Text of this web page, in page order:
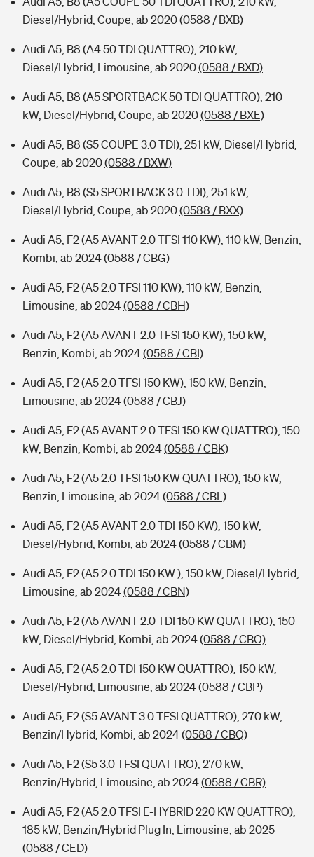
Diesel/Hybrid, Coupe, ab 2020(0588 / BXB)
Audi A5, B8 (A4 50 TDI QUATTRO), 210 kW,
Diesel/Hybrid, Limousine, ab 2020(0588 / BXD)
Audi A5, B8 (A5 SPORTBACK 50 TDI QUATTRO), 210
kW, Diesel/Hybrid, Coupe, ab 2020(0588 / BXE)
Audi A5, B8 (S5 COUPE 3.0 TDI), 251 kW, Diesel/Hybrid,
Coupe, ab 2020(0588 / BXW)
Audi A5, B8 (S5 SPORTBACK 3.0 TDI), 251 kW,
Diesel/Hybrid, Coupe, ab 2020(0588 / BXX)
Audi A5, F2 (A5 AVANT 2.0 TFSI 110 KW), 110 kW, Benzin,
Kombi, ab 2024(0588 / CBG)
Audi A5, F2 (A5 2.0 TFSI 110 KW), 110 kW, Benzin,
Limousine, ab 2024(0588 / CBH)
Audi A5, F2 (A5 AVANT 2.0 TFSI 150 KW), 150 kW,
Benzin, Kombi, ab 2024(0588 / CBI)
Audi A5, F2 (A5 2.0 TFSI 150 KW), 150 kW, Benzin,
Limousine, ab 2024(0588 / CBJ)
Audi A5, F2 (A5 AVANT 2.0 TFSI 150 KW QUATTRO), 150
kW, Benzin, Kombi, ab 2024(0588 / CBK)
Audi A5, F2 (A5 2.0 TFSI 150 KW QUATTRO), 150 kW,
Benzin, Limousine, ab 2024(0588 / CBL)
Audi A5, F2 (A5 AVANT 2.0 TDI 150 KW), 150 kW,
Diesel/Hybrid, Kombi, ab 2024(0588 / CBM)
Audi A5, F2 (A5 2.0 TDI 150 KW ), 150 kW, Diesel/Hybrid,
Limousine, ab 2024(0588 / CBN)
Audi A5, F2 (A5 AVANT 2.0 TDI 150 KW QUATTRO), 150
kW, Diesel/Hybrid, Kombi, ab 2024(0588 / CBO)
Audi A5, F2 (A5 2.0 TDI 150 KW QUATTRO), 150 kW,
Diesel/Hybrid, Limousine, ab 2024(0588 / CBP)
Audi A5, F2 (S5 AVANT 3.0 TFSI QUATTRO), 270 kW,
Benzin/Hybrid, Kombi, ab 2024(0588 / CBQ)
Audi A5, F2 (S5 3.0 TFSI QUATTRO), 270 kW,
Benzin/Hybrid, Limousine, ab 2024(0588 / CBR)
Audi A5, F2 (A5 2.0 TFSI E-HYBRID 220 KW QUATTRO),
185 kW, Benzin/Hybrid Plug In, Limousine, ab 2025
(0588 / CED)